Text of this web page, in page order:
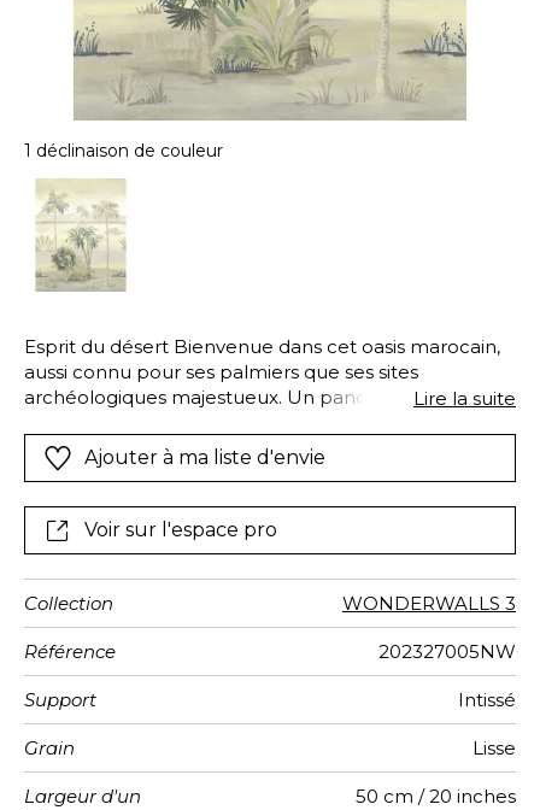
1 déclinaison de couleur
Esprit du désert Bienvenue dans cet oasis marocain,
aussi connu pour ses palmiers que ses sites
archéologiques majestueux. Un panoramique qui fait
Lire la suite
Ajouter à ma liste d'envie
Voir sur l'espace pro
Collection WONDERWALLS 3
Référence 202327005NW
Support Intissé
Grain Lisse
Largeur d'un
50 cm / 20 inches